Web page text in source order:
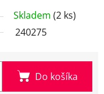
Skladem (2 ks)
240275
Do košíka